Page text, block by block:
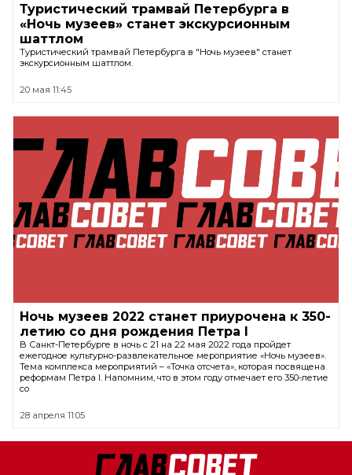
Туристический трамвай Петербурга в
«Ночь музеев» станет экскурсионным
шаттлом
Туристический трамвай Петербурга в "Ночь музеев" станет
экскурсионным шаттлом.
20 мая 11:45
Ночь музеев 2022 станет приурочена к 350-
летию со дня рождения Петра I
В Санкт-Петербурге в ночь с 21 на 22 мая 2022 года пройдет
ежегодное культурно-развлекательное мероприятие «Ночь музеев».
Тема комплекса мероприятий – «Точка отсчета», которая посвящена
реформам Петра I. Напомним, что в этом году отмечает его 350-летие
со
28 апреля 11:05